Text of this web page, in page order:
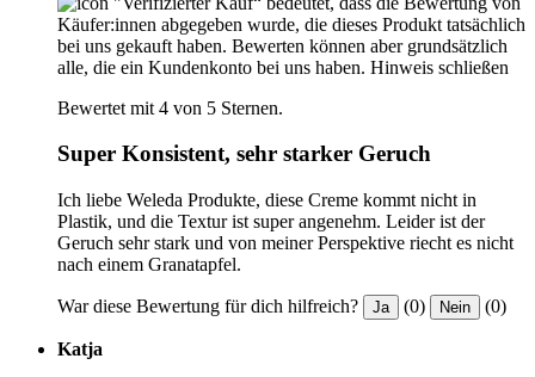
Käufer:innen abgegeben wurde, die dieses Produkt tatsächlich
bei uns gekauft haben. Bewerten können aber grundsätzlich
alle, die ein Kundenkonto bei uns haben. Hinweis schließen
Bewertet mit 4 von 5 Sternen.
Super Konsistent, sehr starker Geruch
Ich liebe Weleda Produkte, diese Creme kommt nicht in
Plastik, und die Textur ist super angenehm. Leider ist der
Geruch sehr stark und von meiner Perspektive riecht es nicht
nach einem Granatapfel.
War diese Bewertung für dich hilfreich? Ja (0) Nein (0)
Katja